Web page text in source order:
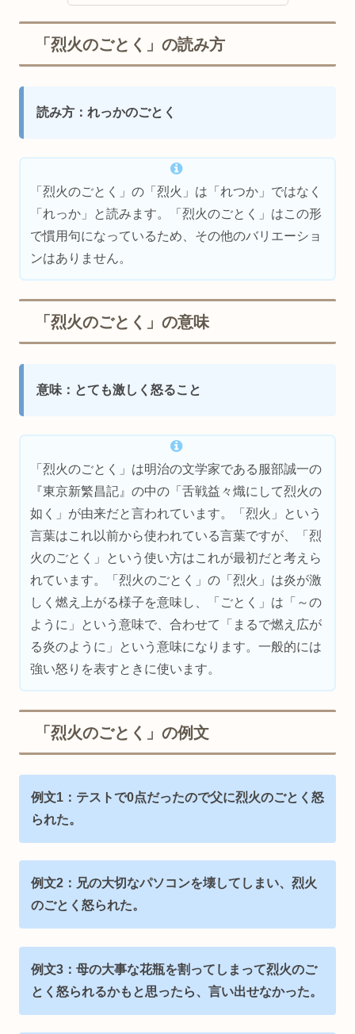
「烈火のごとく」の読み方
読み方：れっかのごとく
「烈火のごとく」の「烈火」は「れつか」ではなく
「れっか」と読みます。「烈火のごとく」はこの形
で慣用句になっているため、その他のバリエーショ
ンはありません。
「烈火のごとく」の意味
意味：とても激しく怒ること
「烈火のごとく」は明治の文学家である服部誠一の
『東京新繁昌記』の中の「舌戦益々熾にして烈火の
如く」が由来だと言われています。「烈火」という
言葉はこれ以前から使われている言葉ですが、「烈
火のごとく」という使い方はこれが最初だと考えら
れています。「烈火のごとく」の「烈火」は炎が激
しく燃え上がる様子を意味し、「ごとく」は「～の
ように」という意味で、合わせて「まるで燃え広が
る炎のように」という意味になります。一般的には
強い怒りを表すときに使います。
「烈火のごとく」の例文
例文1：テストで0点だったので父に烈火のごとく怒
られた。
例文2：兄の大切なパソコンを壊してしまい、烈火
のごとく怒られた。
例文3：母の大事な花瓶を割ってしまって烈火のご
とく怒られるかもと思ったら、言い出せなかった。